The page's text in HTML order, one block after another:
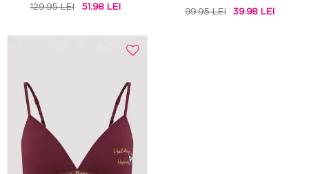
129.95 LEI 51.98 LEI 99.95 LEI 39.98 LEI